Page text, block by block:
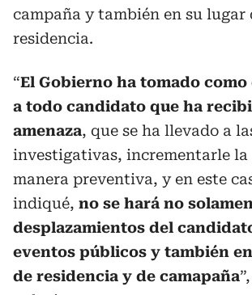
campaña y también en su lugar
residencia.
“El Gobierno ha tomado
a todo candidato que ha
amenaza, que se ha llevado a
investigativas, incrementarle la
manera preventiva, y en este
indiqué, no se hará no
desplazamientos del
eventos públicos y también
de residencia y de camapaña